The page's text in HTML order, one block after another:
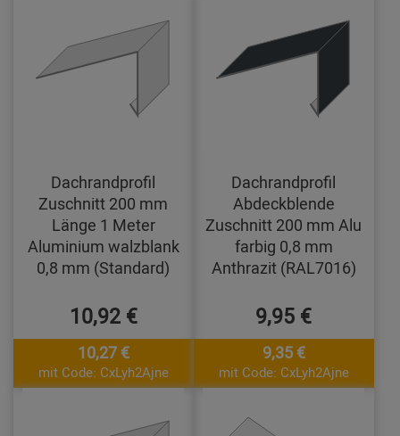
Dachrandprofil
Zuschnitt 200 mm
Länge 1 Meter
Aluminium walzblank
0,8 mm (Standard)
10,92 €
10,27 €
mit Code: CxLyh2Ajne
Dachrandprofil
Abdeckblende
Zuschnitt 200 mm Alu
farbig 0,8 mm
Anthrazit (RAL7016)
9,95 €
9,35 €
mit Code: CxLyh2Ajne